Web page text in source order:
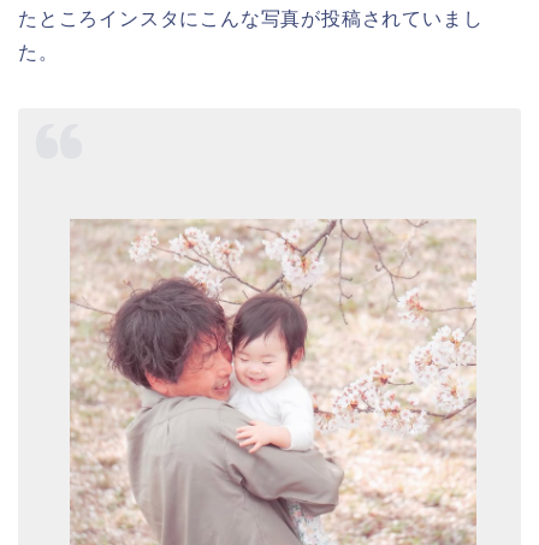
たところインスタにこんな写真が投稿されていまし
た。